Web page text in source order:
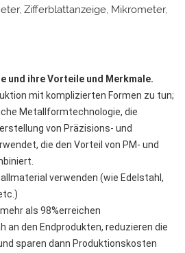
Zifferblattanzeige, Mikrometer,
und ihre Vorteile und Merkmale.
mit komplizierten Formen zu tun;
Metallformtechnologie, die
von Präzisions- und
die den Vorteil von PM- und
verwenden (wie Edelstahl,
als 98%erreichen
an den Endprodukten, reduzieren die
sparen dann Produktionskosten